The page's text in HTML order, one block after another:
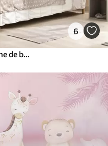
6
Prințesa cu un unicorn într-o lume de basm